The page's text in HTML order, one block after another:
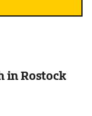
in Rostock